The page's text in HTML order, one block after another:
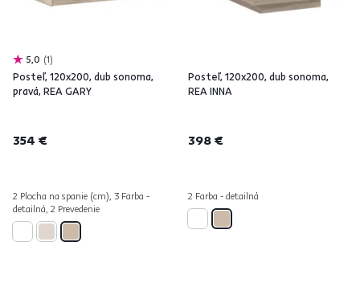
5,0 1
Posteľ, 120x200, dub sonoma,
pravá, REA GARY
354 €
2 Plocha na spanie (cm), 3 Farba -
detailná, 2 Prevedenie
Posteľ, 120x200, dub sonoma,
REA INNA
398 €
2 Farba - detailná